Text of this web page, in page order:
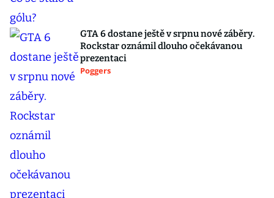
GTA 6 dostane ještě v srpnu nové záběry.
Rockstar oznámil dlouho očekávanou
prezentaci
Poggers